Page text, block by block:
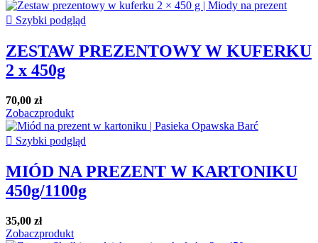
 Szybki podgląd
ZESTAW PREZENTOWY W KUFERKU
2 x 450g
70,00 zł
Zobaczprodukt
 Szybki podgląd
MIÓD NA PREZENT W KARTONIKU
450g/1100g
35,00 zł
Zobaczprodukt